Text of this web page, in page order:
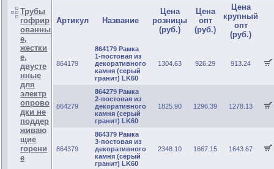
Трубы
гофрир
ованны
е,
жестки
е,
двусте
нные
для
электр
опрово
дки не
поддер
живаю
щие
горени
е
Артикул Название
Цена
розницы
(руб.)
Цена
опт
(руб.)
Цена
крупный
опт
(руб.)
864179
864179 Рамка
1-постовая из
декоративного
камня (серый
гранит) LK60
1304.63 926.29 913.24
864279
864279 Рамка
2-постовая из
декоративного
камня (серый
гранит) LK60
1825.90 1296.39 1278.13
864379
864379 Рамка
3-постовая из
декоративного
камня (серый
гранит) LK60
2348.10 1667.15 1643.67